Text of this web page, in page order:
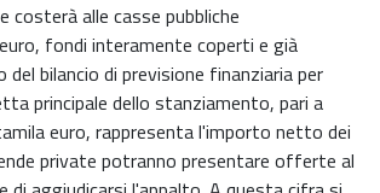
costerà alle casse pubbliche
fondi interamente coperti e già
bilancio di previsione finanziaria per
principale dello stanziamento, pari a
euro, rappresenta l'importo netto dei
private potranno presentare offerte al